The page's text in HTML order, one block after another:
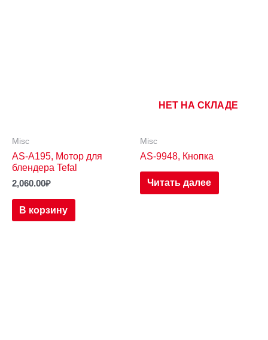
Misc
AS-A195, Мотор для
блендера Tefal
2,060.00₽
В корзину
НЕТ НА СКЛАДЕ
Misc
AS-9948, Кнопка
Читать далее